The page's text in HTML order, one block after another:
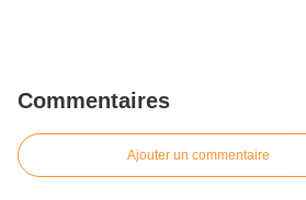
Commentaires
Ajouter un commentaire